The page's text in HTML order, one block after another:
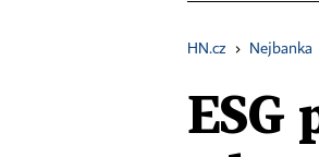
HN.cz › Nejbanka
ESG